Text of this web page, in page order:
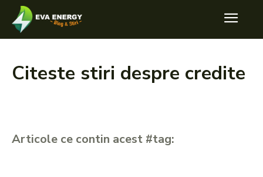
Citeste stiri despre credite
Articole ce contin acest #tag: